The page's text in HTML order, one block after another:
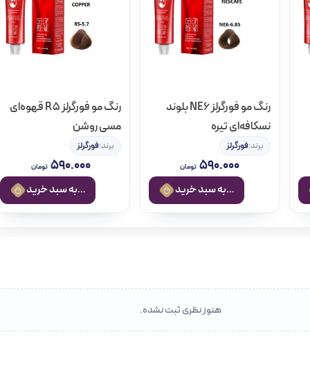
رنگ مو فورگرلز NE6 بلوند
نسکافه‌ای تیره
برند:فورگرلز
۵۹۰.۰۰۰ تومان
افزودن به سبد خرید
رنگ مو فورگرلز R5 قهوه‌ای
مسی روشن
برند:فورگرلز
۵۹۰.۰۰۰ تومان
افزودن به سبد خرید
هنوز نظری ثبت نشده.